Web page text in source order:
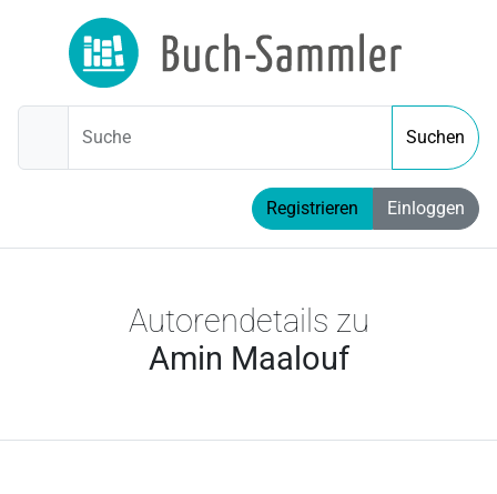
Suche Suchen
Registrieren Einloggen
Autorendetails zu
Amin Maalouf